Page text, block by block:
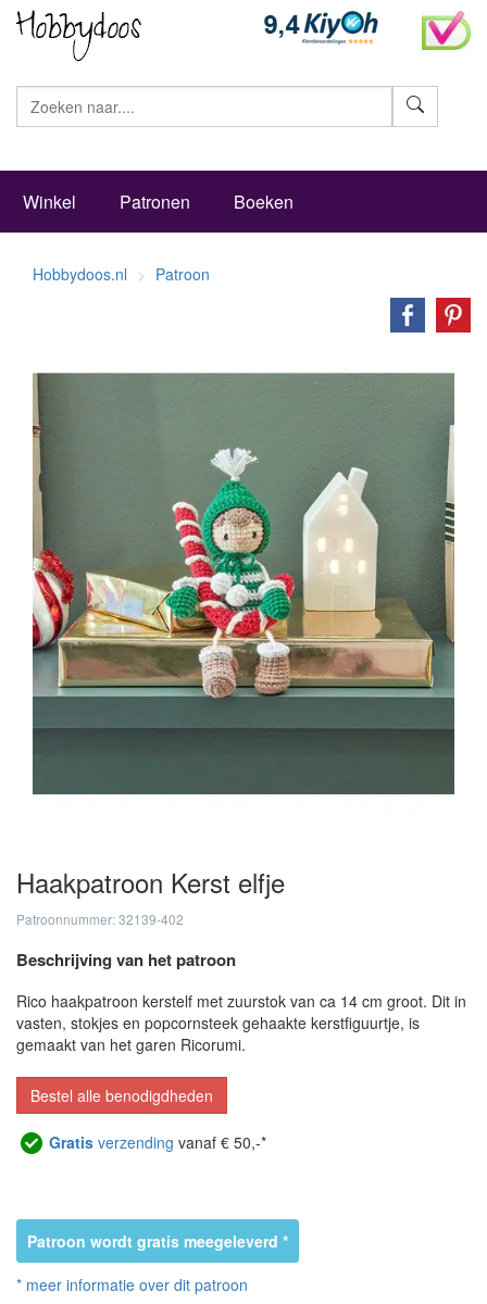
Winkel Patronen Boeken
Hobbydoos.nl Patroon
Haakpatroon Kerst elfje
Patroonnummer: 32139-402
Beschrijving van het patroon
Rico haakpatroon kerstelf met zuurstok van ca 14 cm groot. Dit in
vasten, stokjes en popcornsteek gehaakte kerstfiguurtje, is
gemaakt van het garen Ricorumi.
Bestel alle benodigdheden
Gratis verzending vanaf € 50,-*
Patroon wordt gratis meegeleverd *
* meer informatie over dit patroon